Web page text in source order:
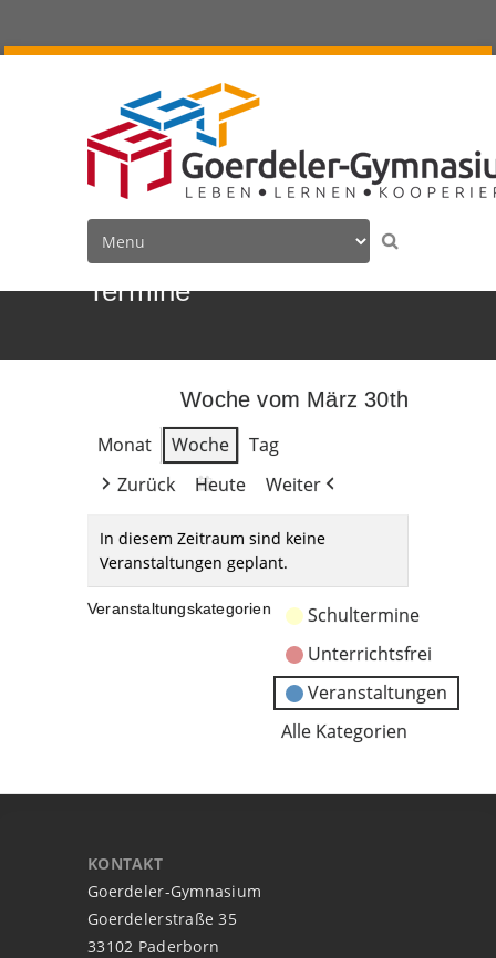
Termine
Woche vom März 30th
Monat
Woche
Tag
Zurück
Heute Weiter
In diesem Zeitraum sind keine
Veranstaltungen geplant.
Veranstaltungskategorien
Schultermine
Unterrichtsfrei
Veranstaltungen
Alle Kategorien
KONTAKT
Goerdeler-Gymnasium
Goerdelerstraße 35
33102 Paderborn